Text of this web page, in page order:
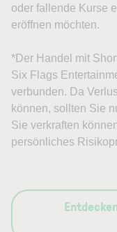
oder fallende Kurse
eröffnen möchten.
*Der Handel mit
Six Flags
verbunden. Da
können, sollten Sie
Sie verkraften
persönliches